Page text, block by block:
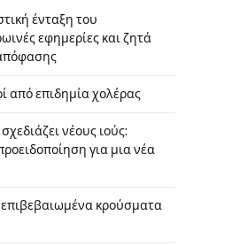
ένταξη του
εφημερίες και ζητά
από επιδημία χολέρας
νέους ιούς:
για μια νέα
κρούσματα